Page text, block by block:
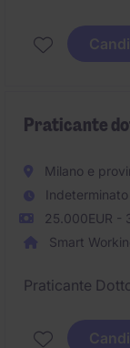
esperienza da
Praticante
Milano e
Indeterminato
25.000EUR -
Smart
Praticante